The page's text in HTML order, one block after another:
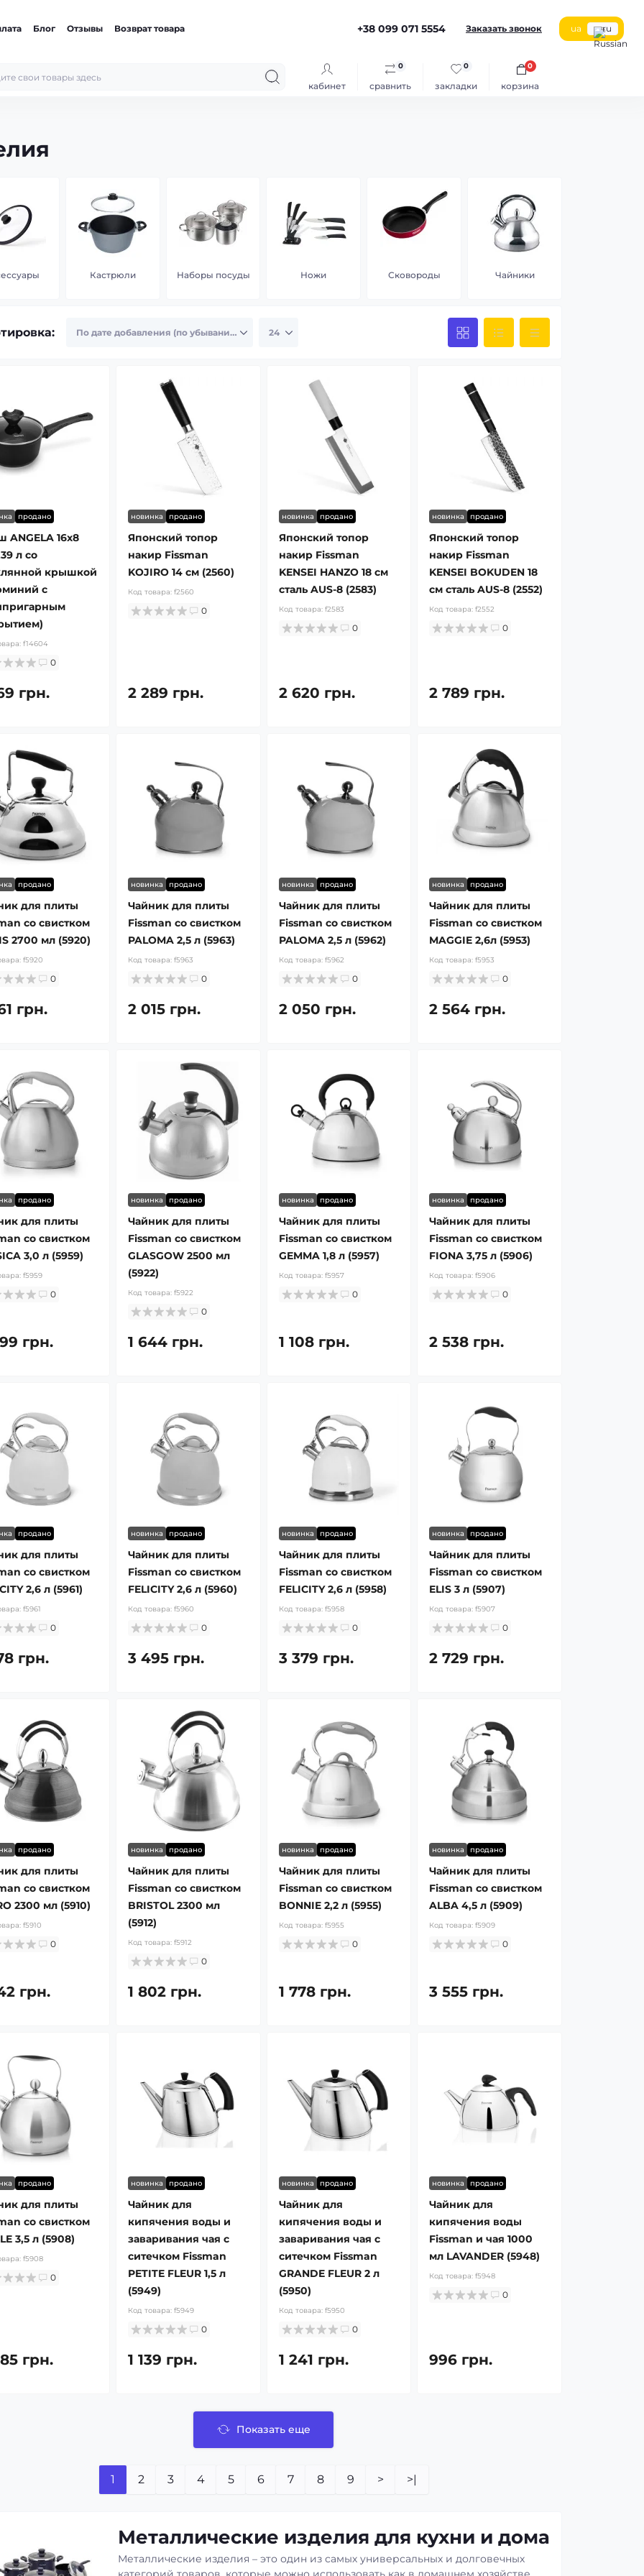
Блог Отзывы Возврат товара +38 099 071 5554 Заказать звонок ua ru
кабинет сравнить
0
закладки
0
корзина
0
Кастрюли Наборы посуды Ножи Сковороды Чайники
продано
ANGELA 16x8
л со
крышкой
с
f14604
0
грн.
новинка продано
Японский топор
накир Fissman
KOJIRO 14 см (2560)
Код товара: f2560
0
2 289 грн.
новинка продано
Японский топор
накир Fissman
KENSEI HANZO 18 см
сталь AUS-8 (2583)
Код товара: f2583
0
2 620 грн.
новинка продано
Японский топор
накир Fissman
KENSEI BOKUDEN 18
см сталь AUS-8 (2552)
Код товара:f2552
0
2 789 грн.
продано
для плиты
со свистком
2700 мл (5920)
f5920
0
грн.
новинка продано
Чайник для плиты
Fissman со свистком
PALOMA 2,5 л (5963)
Код товара: f5963
0
2 015 грн.
новинка продано
Чайник для плиты
Fissman со свистком
PALOMA 2,5 л (5962)
Код товара: f5962
0
2 050 грн.
новинка продано
Чайник для плиты
Fissman со свистком
MAGGIE 2,6л (5953)
Код товара:f5953
0
2 564 грн.
продано
для плиты
со свистком
3,0 л (5959)
f5959
0
грн.
новинка продано
Чайник для плиты
Fissman со свистком
GLASGOW 2500 мл
(5922)
Код товара: f5922
0
1 644 грн.
новинка продано
Чайник для плиты
Fissman со свистком
GEMMA 1,8 л (5957)
Код товара: f5957
0
1 108 грн.
новинка продано
Чайник для плиты
Fissman со свистком
FIONA 3,75 л (5906)
Код товара:f5906
0
2 538 грн.
продано
для плиты
со свистком
2,6 л (5961)
f5961
0
грн.
новинка продано
Чайник для плиты
Fissman со свистком
FELICITY 2,6 л (5960)
Код товара: f5960
0
3 495 грн.
новинка продано
Чайник для плиты
Fissman со свистком
FELICITY 2,6 л (5958)
Код товара: f5958
0
3 379 грн.
новинка продано
Чайник для плиты
Fissman со свистком
ELIS 3 л (5907)
Код товара:f5907
0
2 729 грн.
продано
для плиты
со свистком
2300 мл (5910)
f5910
0
грн.
новинка продано
Чайник для плиты
Fissman со свистком
BRISTOL 2300 мл
(5912)
Код товара: f5912
0
1 802 грн.
новинка продано
Чайник для плиты
Fissman со свистком
BONNIE 2,2 л (5955)
Код товара: f5955
0
1 778 грн.
новинка продано
Чайник для плиты
Fissman со свистком
ALBA 4,5 л (5909)
Код товара:f5909
0
3 555 грн.
продано
для плиты
со свистком
3,5 л (5908)
f5908
0
грн.
новинка продано
Чайник для
кипячения воды и
заваривания чая с
ситечком Fissman
PETITE FLEUR 1,5 л
(5949)
Код товара: f5949
0
1 139 грн.
новинка продано
Чайник для
кипячения воды и
заваривания чая с
ситечком Fissman
GRANDE FLEUR 2 л
(5950)
Код товара: f5950
0
1 241 грн.
новинка продано
Чайник для
кипячения воды
Fissman и чая 1000
мл LAVANDER (5948)
Код товара:f5948
0
996 грн.
Показать еще
1 2 3 4 5 6 7 8 9 > >|
Металлические изделия для кухни и дома
Металлические изделия – это один из самых универсальных и долговечных